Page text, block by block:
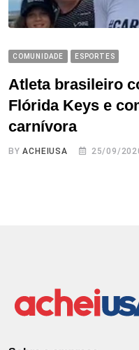
COMUNIDADE ESPORTES
Atleta brasileiro
Flórida Keys e
carnívora
BYACHEIUSA 25/09/